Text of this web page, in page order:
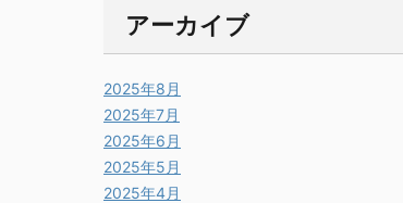
アーカイブ
2025年8月
2025年7月
2025年6月
2025年5月
2025年4月